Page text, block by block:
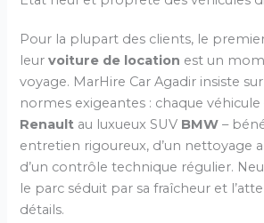
Pour la plupart des clients, le
leurvoiture de location est un
voyage. MarHire Car Agadir insiste
normes exigeantes : chaque véhicule
Renault au luxueux SUV BMW –
entretien rigoureux, d’un nettoyage
d’un contrôle technique régulier.
le parc séduit par sa fraîcheur et
détails.